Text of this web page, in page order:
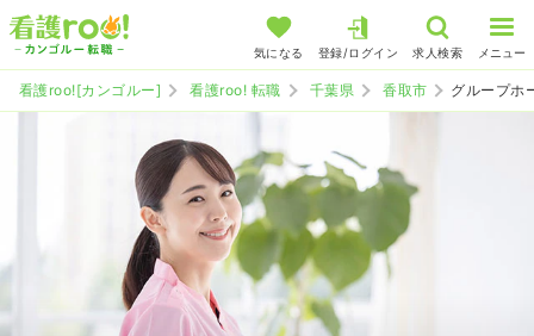
気になる 登録/ログイン 求人検索 メニュー
看護roo![カンゴルー] 看護roo! 転職 千葉県 香取市 グループホ